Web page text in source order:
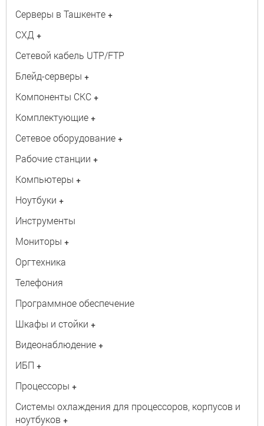
Серверы в Ташкенте +
СХД +
Сетевой кабель UTP/FTP
Блейд-серверы +
Компоненты СКС +
Комплектующие +
Сетевое оборудование +
Рабочие станции +
Компьютеры +
Ноутбуки +
Инструменты
Мониторы +
Оргтехника
Телефония
Программное обеспечение
Шкафы и стойки +
Видеонаблюдение +
ИБП +
Процессоры +
Системы охлаждения для процессоров, корпусов и
ноутбуков +